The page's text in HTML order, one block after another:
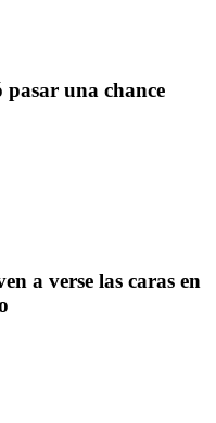
pasar una chance
a verse las caras en